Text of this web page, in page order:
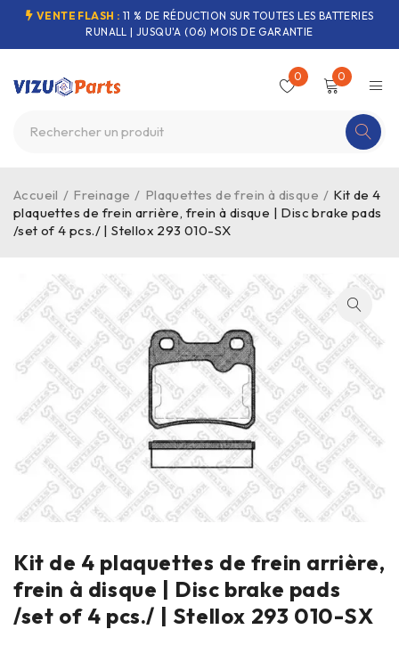
VENTE FLASH : 11 % DE RÉDUCTION SUR TOUTES LES BATTERIES
RUNALL | JUSQU'A (06) MOIS DE GARANTIE
0 0
Accueil / Freinage / Plaquettes de frein à disque / Kit de 4
plaquettes de frein arrière, frein à disque | Disc brake pads
/set of 4 pcs./ | Stellox 293 010-SX
Kit de 4 plaquettes de frein arrière,
frein à disque | Disc brake pads
/set of 4 pcs./ | Stellox 293 010-SX